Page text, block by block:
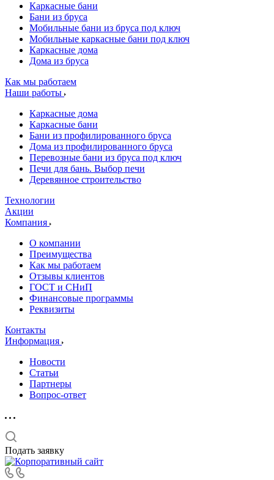
Каркасные бани
Бани из бруса
Мобильные бани из бруса под ключ
Мобильные каркасные бани под ключ
Каркасные дома
Дома из бруса
Как мы работаем
Наши работы
Каркасные дома
Каркасные бани
Бани из профилированного бруса
Дома из профилированного бруса
Перевозные бани из бруса под ключ
Печи для бань. Выбор печи
Деревянное строительство
Технологии
Акции
Компания
О компании
Преимущества
Как мы работаем
Отзывы клиентов
ГОСТ и СНиП
Финансовые программы
Реквизиты
Контакты
Информация
Новости
Статьи
Партнеры
Вопрос-ответ
Подать заявку